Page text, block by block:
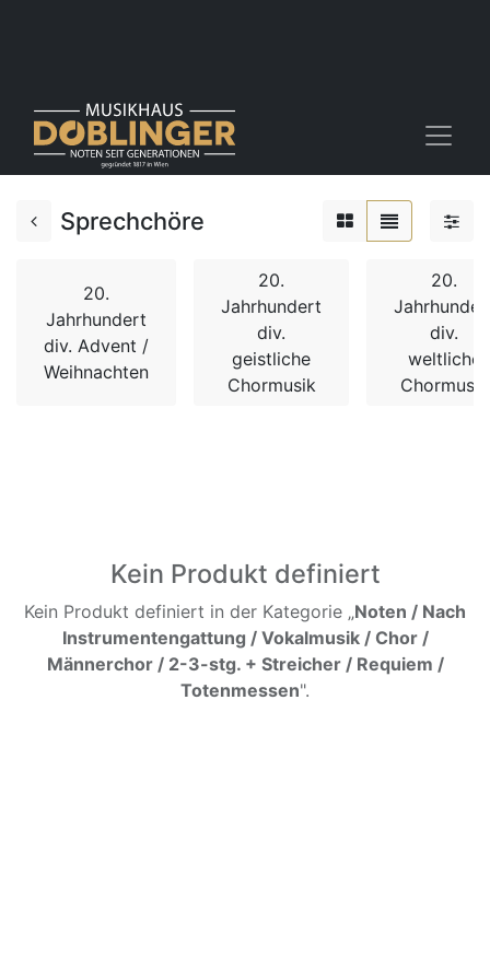
Sprechchöre
20.
Jahrhundert
div. Advent /
Weihnachten
20.
Jahrhundert
div.
geistliche
Chormusik
20.
div.
weltliche
Chormusik
Kein Produkt definiert
Kein Produkt definiert in der Kategorie „Noten / Nach
Instrumentengattung / Vokalmusik / Chor /
Männerchor / 2-3-stg. + Streicher / Requiem /
Totenmessen".